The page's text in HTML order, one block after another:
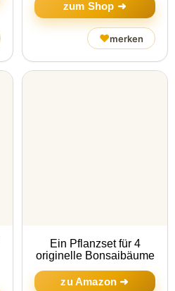
zum Shop ➜
♥merken
Ein Pflanzset für 4
originelle Bonsaibäume
zu Amazon ➜